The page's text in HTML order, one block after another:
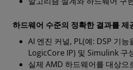
하드웨어 수준의 정확한 결과를 제
AI 엔진 커널, PL(예: DSP 기능
LogicCore IP) 및 Simulink 구
실제 AMD 하드웨어를 대상으